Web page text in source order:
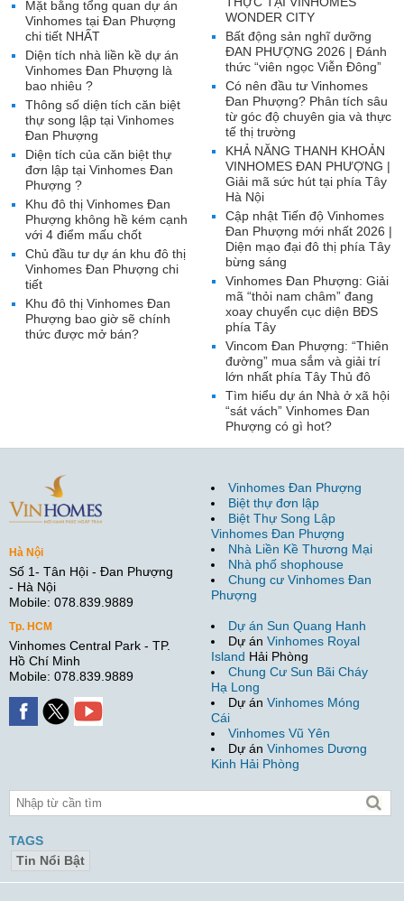
WONDER CITY
Bất động sản nghĩ dưỡng
ĐAN PHƯỢNG 2026 | Đánh
thức “viên ngọc Viễn Đông”
Có nên đầu tư Vinhomes
Đan Phượng? Phân tích sâu
từ góc độ chuyên gia và thực
tế thị trường
KHẢ NĂNG THANH KHOẢN
VINHOMES ĐAN PHƯỢNG |
Giải mã sức hút tại phía Tây
Hà Nội
Cập nhật Tiến độ Vinhomes
Đan Phượng mới nhất 2026 |
Diện mạo đại đô thị phía Tây
bừng sáng
Vinhomes Đan Phượng: Giải
mã “thỏi nam châm” đang
xoay chuyển cục diện BĐS
phía Tây
Vincom Đan Phượng: “Thiên
đường” mua sắm và giải trí
lớn nhất phía Tây Thủ đô
Tìm hiểu dự án Nhà ở xã hội
“sát vách” Vinhomes Đan
Phượng có gì hot?
Mặt bằng tổng quan dự án
Vinhomes tại Đan Phượng
chi tiết NHẤT
Diện tích nhà liền kề dự án
Vinhomes Đan Phượng là
bao nhiêu ?
Thông số diện tích căn biệt
thự song lập tại Vinhomes
Đan Phượng
Diện tích của căn biệt thự
đơn lập tại Vinhomes Đan
Phượng ?
Khu đô thị Vinhomes Đan
Phượng không hề kém cạnh
với 4 điểm mấu chốt
Chủ đầu tư dự án khu đô thị
Vinhomes Đan Phượng chi
tiết
Khu đô thị Vinhomes Đan
Phượng bao giờ sẽ chính
thức được mở bán?
Hà Nội
Số 1- Tân Hội - Đan Phượng
- Hà Nội
Mobile: 078.839.9889
Tp. HCM
Vinhomes Central Park - TP.
Hồ Chí Minh
Mobile: 078.839.9889
Vinhomes Đan Phượng
Biệt thự đơn lập
Biệt Thự Song Lập
Vinhomes Đan Phượng
Nhà Liền Kề Thương Mại
Nhà phố shophouse
Chung cư Vinhomes Đan
Phượng
Dự án Sun Quang Hanh
Dự án Vinhomes Royal
Island Hải Phòng
Chung Cư Sun Bãi Cháy
Hạ Long
Dự án Vinhomes Móng
Cái
Vinhomes Vũ Yên
Dự án Vinhomes Dương
Kinh Hải Phòng
TAGS
Tin Nổi Bật